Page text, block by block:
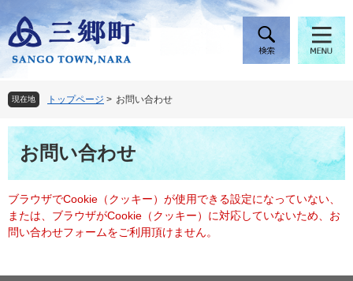
ー
ジ
頭
で
す
ニ
ュ
飛
ば
し
現在地 トップページ > お問い合わせ
本
文お問い合わせ
ブラウザでCookie（クッキー）が使用できる設定になっていない、
または、ブラウザがCookie（クッキー）に対応していないため、お
問い合わせフォームをご利用頂けません。